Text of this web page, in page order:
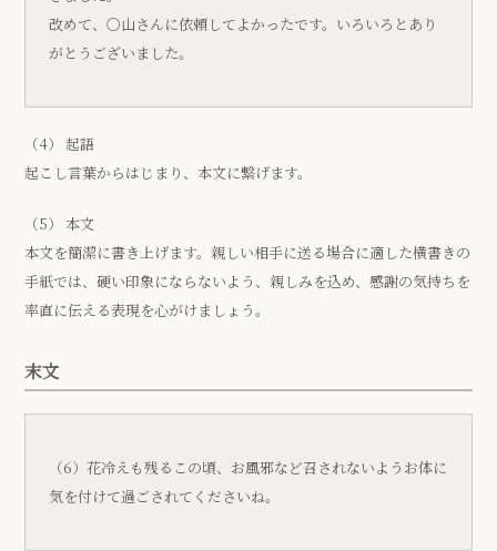
改めて、〇山さんに依頼してよかったです。いろいろとあり
がとうございました。
（4） 起語
起こし言葉からはじまり、本文に繋げます。
（5） 本文
本文を簡潔に書き上げます。親しい相手に送る場合に適した横書きの
手紙では、硬い印象にならないよう、親しみを込め、感謝の気持ちを
率直に伝える表現を心がけましょう。
末文
（6）花冷えも残るこの頃、お風邪など召されないようお体に
気を付けて過ごされてくださいね。